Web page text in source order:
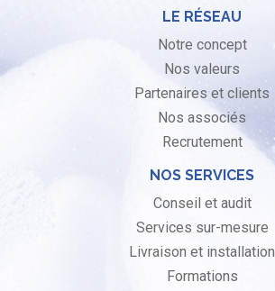
LE RÉSEAU
Notre concept
Nos valeurs
Partenaires et clients
Nos associés
Recrutement
NOS SERVICES
Conseil et audit
Services sur-mesure
Livraison et installation
Formations